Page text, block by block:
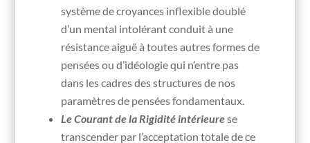
système de croyances inflexible doublé
d’un mental intolérant conduit à une
résistance aiguë à toutes autres formes de
pensées ou d’idéologie qui n’entre pas
dans les cadres des structures de nos
paramètres de pensées fondamentaux.
Le Courant de la Rigidité intérieurese
transcender par l’acceptation totale de ce